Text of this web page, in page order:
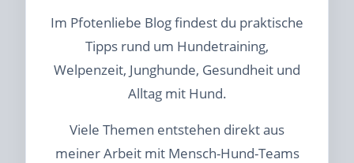
Im Pfotenliebe Blog findest du praktische
Tipps rund um Hundetraining,
Welpenzeit, Junghunde, Gesundheit und
Alltag mit Hund.
Viele Themen entstehen direkt aus
meiner Arbeit mit Mensch-Hund-Teams